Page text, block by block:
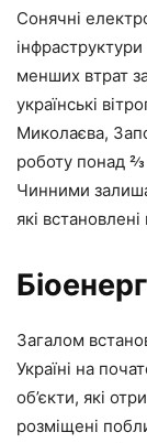
Сонячні
менших втрат
українські
Миколаєва,
роботу понад ⅔
Чинними
які
Загалом
Україні на
об’єкти, які
розміщені